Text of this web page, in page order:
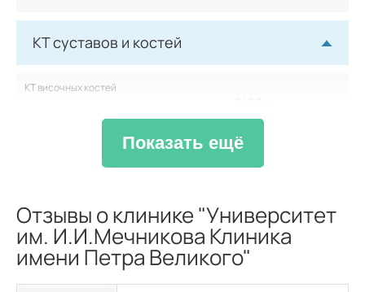
КТ суставов и костей
КТ височных костей
3100р.
3100р.
КТ коленного сустава
Показать ещё
Отзывы о клинике "Университет
им. И.И.Мечникова Клиника
имени Петра Великого"